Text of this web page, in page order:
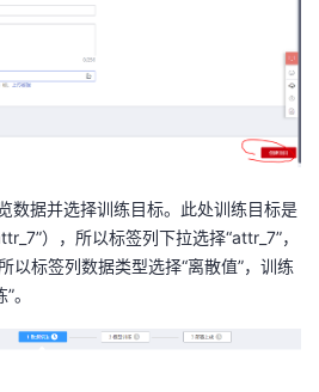
数据并选择训练目标。此处训练目标是
），所以标签列下拉选择“attr_7”，
以标签列数据类型选择“离散值”， 训练
”。